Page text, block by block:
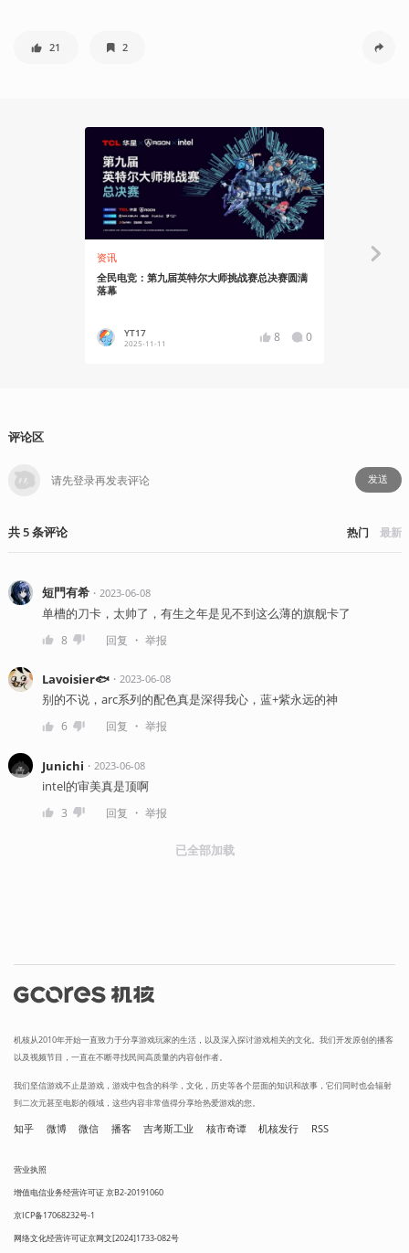
21 2
资讯
全民电竞：第九届英特尔大师挑战赛总决赛圆满
落幕
YT17
2025-11-11 8 0
显摆显摆
评论区
发送
共5条评论 热门 最新
短門有希・ 2023-06-08
单槽的刀卡，太帅了，有生之年是见不到这么薄的旗舰卡了
8 回复 ・ 举报
Lavoisier🐟・ 2023-06-08
别的不说，arc系列的配色真是深得我心，蓝+紫永远的神
6 回复 ・ 举报
Junichi ・ 2023-06-08
intel的审美真是顶啊
3 回复 ・ 举报
已全部加载
机核从2010年开始一直致力于分享游戏玩家的生活，以及深入探讨游戏相关的文化。我们开发原创的播客
以及视频节目，一直在不断寻找民间高质量的内容创作者。
我们坚信游戏不止是游戏，游戏中包含的科学，文化，历史等各个层面的知识和故事，它们同时也会辐射
到二次元甚至电影的领域，这些内容非常值得分享给热爱游戏的您。
知乎 微博 微信 播客 吉考斯工业 核市奇谭 机核发行 RSS
营业执照
增值电信业务经营许可证 京B2-20191060
京ICP备17068232号-1
网络文化经营许可证京网文[2024]1733-082号